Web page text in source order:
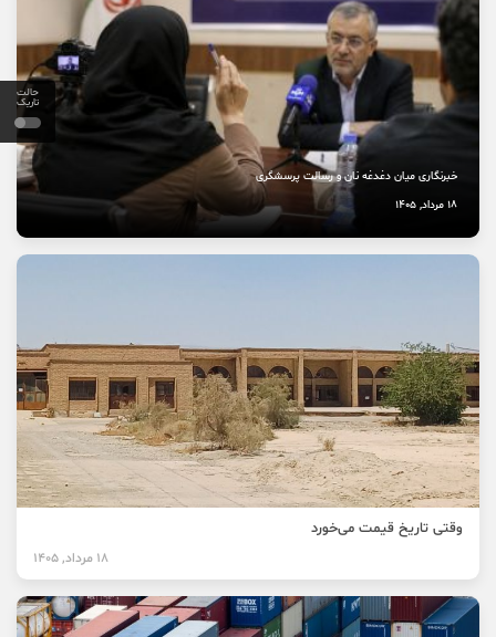
حالت
تاریک
خاموشی صدای اصالت
10 مرداد, 1405
خبرنگاری میان دغدغه نان و رسالت پرسشگری
18 مرداد, 1405
وقتی تاریخ قیمت می‌خورد
18 مرداد, 1405